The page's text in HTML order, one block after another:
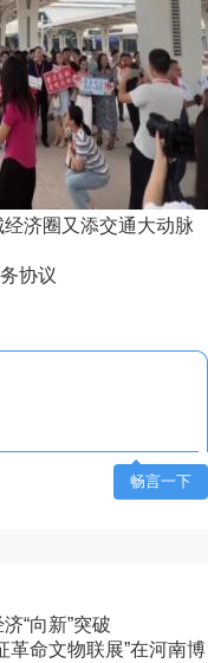
济圈又添交通大动脉
协议
畅言一下
“向新”突破
命文物联展”在河南博